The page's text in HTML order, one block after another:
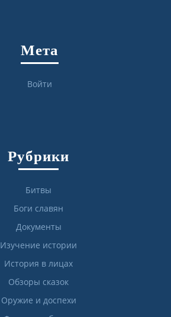
Мета
Войти
Рубрики
Битвы
Боги славян
Документы
Изучение истории
История в лицах
Обзоры сказок
Оружие и доспехи